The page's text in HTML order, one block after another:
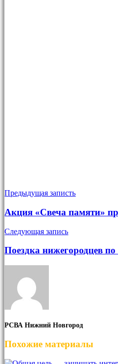
Предыдущая записть
Акция «Свеча памяти»
Следующая запись
Поездка нижегородцев
РСВА Нижний Новгород
Похожие материалы